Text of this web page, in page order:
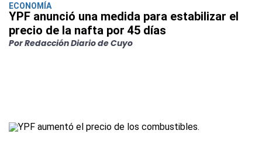
ECONOMÍA
YPF anunció una medida para estabilizar el
precio de la nafta por 45 días
Por Redacción Diario de Cuyo